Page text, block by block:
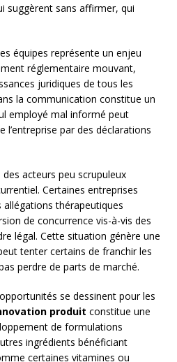
suggèrent sans affirmer, qui
équipes représente un enjeu
réglementaire mouvant,
juridiques de tous les
la communication constitue un
employé mal informé peut
l’entreprise par des déclarations
des acteurs peu scrupuleux
Certaines entreprises
thérapeutiques
de concurrence vis-à-vis des
légal. Cette situation génère une
tenter certains de franchir les
perdre de parts de marché.
se dessinent pour les
produit constitue une
de formulations
ingrédients bénéficiant
certaines vitamines ou